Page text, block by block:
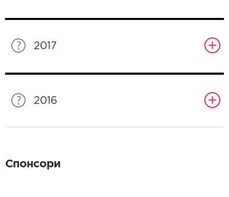
2017
2016
Спонсори